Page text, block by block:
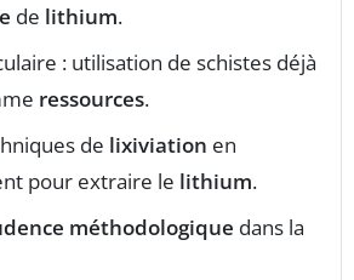
de lithium.
: utilisation de schistes déjà
ressources.
de lixiviation en
pour extraire le lithium.
méthodologique dans la